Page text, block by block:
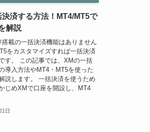
済する方法！MT4/MT5で
解説
載の一括決済機能はありません
をカスタマイズすれば一括決済
す。 この記事では、XMの一括
導入方法やMT4・MT5を使った
説します。 一括決済を使うため
じめXMで口座を開設し、MT4
日